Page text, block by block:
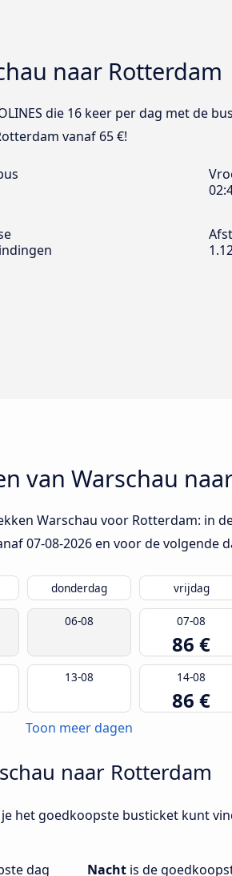
naar Rotterdam
die 16 keer per dag met de
vanaf 65 €!
van Warschau
Warschau voor Rotterdam: in
07-08-2026en voor de volgende
donderdag vrijdag
06-08 07-08
86 €
13-08 14-08
86 €
Toon meer dagen
naar Rotterdam
het goedkoopste busticket kunt
dag Nacht is de